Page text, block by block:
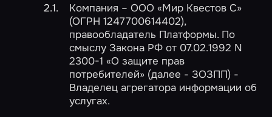
Компания – ООО «Мир Квестов С»
(ОГРН 1247700614402),
правообладатель Платформы. По
смыслу Закона РФ от 07.02.1992 N
2300-1 «О защите прав
потребителей» (далее - ЗОЗПП) -
Владелец агрегатора информации об
услугах.